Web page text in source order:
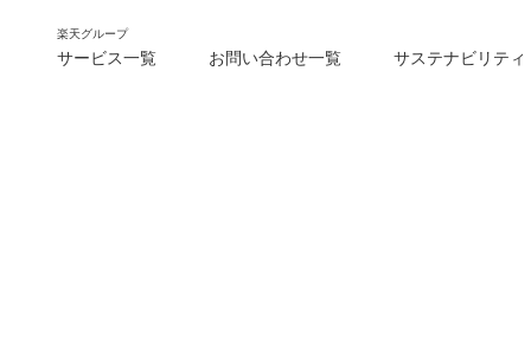
楽天グループ
サービス一覧 お問い合わせ一覧 サステナビリティ